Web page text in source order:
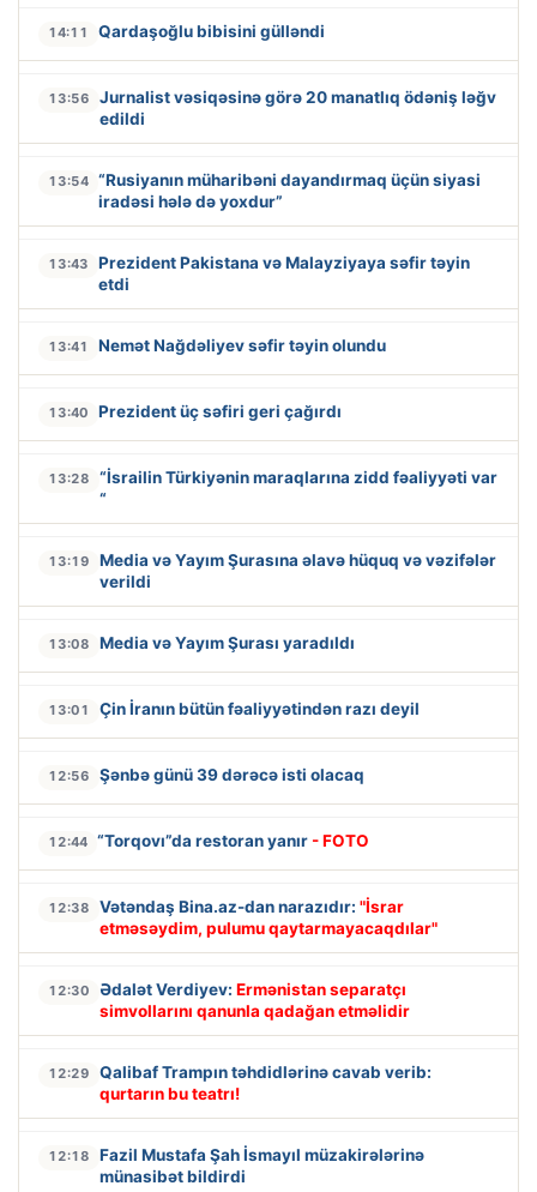
14:11 Qardaşoğlu bibisini gülləndi
13:56
Jurnalist vəsiqəsinə görə 20 manatlıq ödəniş ləğv
edildi
13:54 “Rusiyanın müharibəni dayandırmaq üçün siyasi
iradəsi hələ də yoxdur”
13:43
Prezident Pakistana və Malayziyaya səfir təyin
etdi
13:41 Nemət Nağdəliyev səfir təyin olundu
13:40 Prezident üç səfiri geri çağırdı
13:28
“İsrailin Türkiyənin maraqlarına zidd fəaliyyəti var
“
13:19
Media və Yayım Şurasına əlavə hüquq və vəzifələr
verildi
13:08 Media və Yayım Şurası yaradıldı
13:01 Çin İranın bütün fəaliyyətindən razı deyil
12:56 Şənbə günü 39 dərəcə isti olacaq
12:44 “Torqovı”da restoran yanır - FOTO
12:38 Vətəndaş Bina.az-dan narazıdır: "İsrar
etməsəydim, pulumu qaytarmayacaqdılar"
12:30 Ədalət Verdiyev: Ermənistan separatçı
simvollarını qanunla qadağan etməlidir
12:29
Qalibaf Trampın təhdidlərinə cavab verib:
qurtarın bu teatrı!
12:18
Fazil Mustafa Şah İsmayıl müzakirələrinə
münasibət bildirdi